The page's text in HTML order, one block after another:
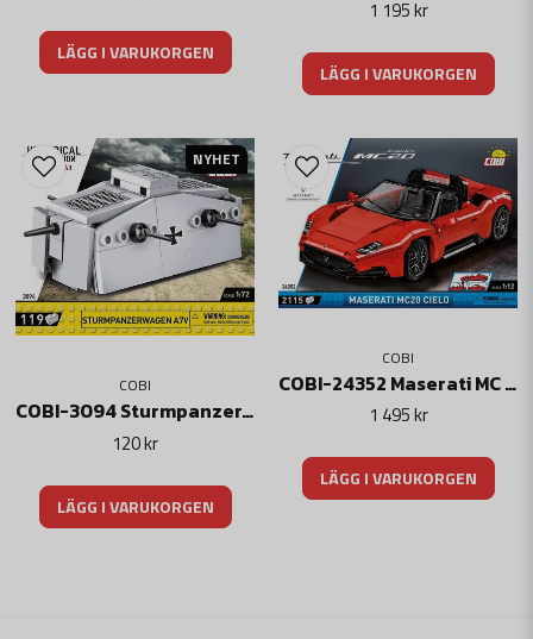
LÄGG I VARUKORGEN
1 195 kr
LÄGG I VARUKORGEN
COBI
COBI-3094 Sturmpanzerwagen A7V
120 kr
LÄGG I VARUKORGEN
NYHET
COBI
COBI-24352 Maserati MC 20 Cielo
1 495 kr
LÄGG I VARUKORGEN